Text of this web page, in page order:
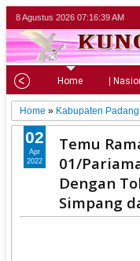
8 Agustus 2026 07:16:41 AM
Home |
Home » Kabupaten
Temu
01/
Dengan
Simpang
02
Apr
2022